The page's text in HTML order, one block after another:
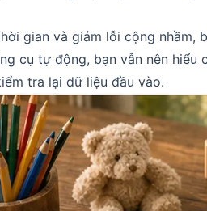
gian và giảm lỗi cộng nhầm,
cụ tự động, bạn vẫn nên
tra lại dữ liệu đầu vào.